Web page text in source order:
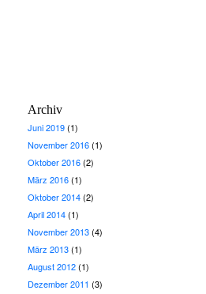
Archiv
Juni 2019(1)
November 2016(1)
Oktober 2016(2)
März 2016(1)
Oktober 2014(2)
April 2014(1)
November 2013(4)
März 2013(1)
August 2012(1)
Dezember 2011 (3)